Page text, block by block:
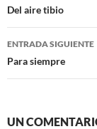
de
entradas
Del aire tibio
ENTRADA SIGUIENTE
Para siempre
UN